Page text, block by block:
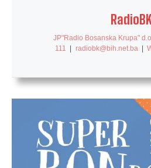
RadioBK
JP"Radio Bosanska Krupa"
111
| radiobk@bih.net.ba |